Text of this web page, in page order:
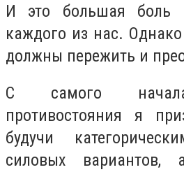
И это большая боль
каждого из нас.
должны пережить и
С самого
противостояния я
будучи
силовых